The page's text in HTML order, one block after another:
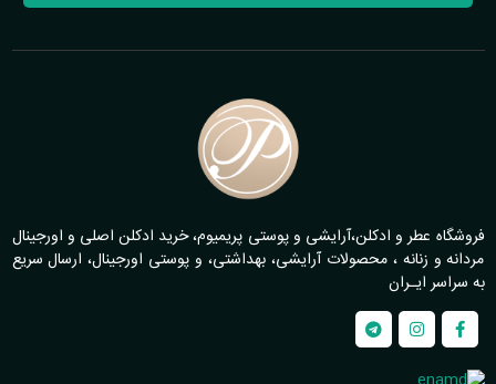
فروشگاه عطر و ادکلن،آرایشی و پوستی پریمیوم، خرید ادکلن اصلی و اورجینال
مردانه و زنانه ، محصولات آرایشی، بهداشتی، و پوستی اورجینال، ارسال سریع
به سراسر ایـران